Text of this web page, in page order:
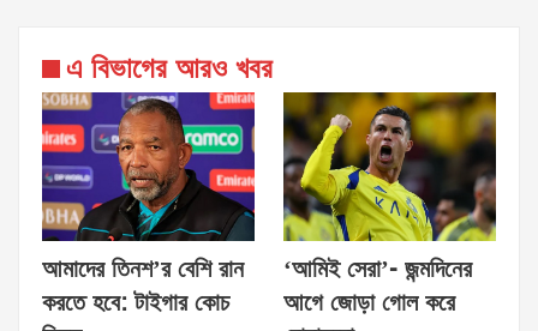
এ বিভাগের আরও খবর
আমাদের তিনশ’র বেশি রান
করতে হবে: টাইগার কোচ
‘আমিই সেরা’- জন্মদিনের
আগে জোড়া গোল করে